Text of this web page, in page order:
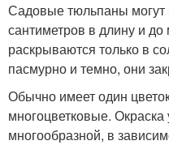
Садовые тюльпаны могут
сантиметров в длину и до
раскрываются только в
пасмурно и темно, они
Обычно имеет один
многоцветковые.
многообразной, в